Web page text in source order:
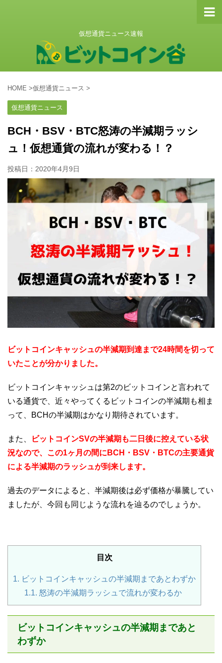
仮想通貨ニュース速報
HOME >仮想通貨ニュース >
仮想通貨ニュース
BCH・BSV・BTC怒涛の半減期ラッシ
ュ！仮想通貨の流れが変わる！？
投稿日： 2020年4月9日
ビットコインキャッシュの半減期到達まで24時間を切って
いたことが分かりました。
ビットコインキャッシュは第2のビットコインと言われて
いる通貨で、近々やってくるビットコインの半減期も相ま
って、BCHの半減期はかなり期待されています。
また、
ビットコインSVの半減期も二日後に控えている状
況なので、この1ヶ月の間にBCH・BSV・BTCの主要通貨
による半減期のラッシュが到来します。
過去のデータによると、半減期後は必ず価格が暴騰してい
ましたが、今回も同じような流れを辿るのでしょうか。
目次
1. ビットコインキャッシュの半減期まであとわずか
1.1. 怒涛の半減期ラッシュで流れが変わるか
ビットコインキャッシュの半減期まであと
わずか